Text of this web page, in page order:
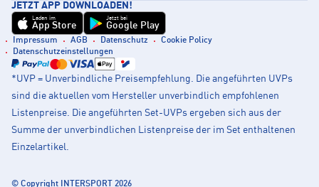
JETZT APP DOWNLOADEN!
Laden im
App Store
Jetzt bei
Google Play
Impressum AGB Datenschutz
Cookie Policy
Datenschutzeinstellungen
*UVP = Unverbindliche Preisempfehlung. Die angeführten UVPs
sind die aktuellen vom Hersteller unverbindlich empfohlenen
Listenpreise. Die angeführten Set-UVPs ergeben sich aus der
Summe der unverbindlichen Listenpreise der im Set enthaltenen
Einzelartikel.
© Copyright INTERSPORT 2026